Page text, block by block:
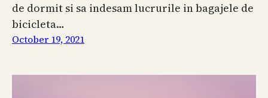
de dormit si sa indesam lucrurile in bagajele de
bicicleta…
October 19, 2021